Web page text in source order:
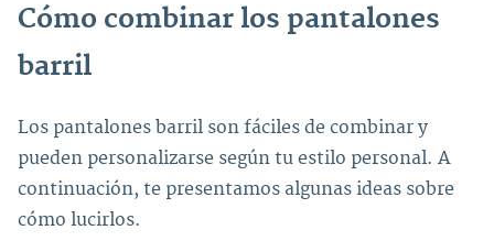
Cómo combinar los pantalones
barril
Los pantalones barril son fáciles de combinar y
pueden personalizarse según tu estilo personal. A
continuación, te presentamos algunas ideas sobre
cómo lucirlos.